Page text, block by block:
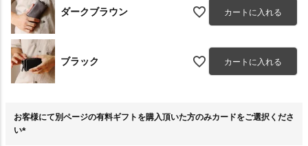
ダークブラウン カートに入れる
ブラック カートに入れる
お客様にて別ページの有料ギフトを購入頂いた方のみカードをご選択くださ
い